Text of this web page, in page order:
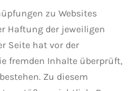
zu Websites
Haftung der jeweiligen
Seite hat vor der
fremden Inhalte überprüft,
Zu diesem